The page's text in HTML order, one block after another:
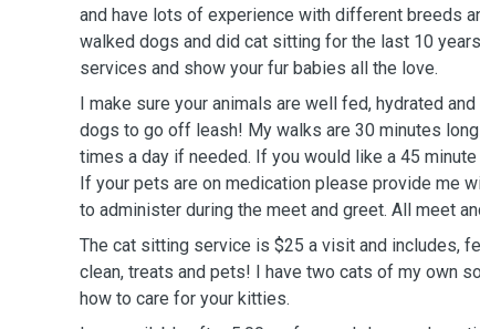
and have lots of experience with different breeds
walked dogs and did cat sitting for the last 10
services and show your fur babies all the love.
I make sure your animals are well fed, hydrated
dogs to go off leash! My walks are 30 minutes
times a day if needed. If you would like a 45
If your pets are on medication please provide me
to administer during the meet and greet. All meet
The cat sitting service is $25 a visit and includes,
clean, treats and pets! I have two cats of my own
how to care for your kitties.